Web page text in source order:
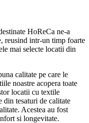
HoReCa ne-a
reusind intr-un timp foarte
mai selecte locatii din
calitate pe care le
noastre acopera toate
locatii cu textile
din tesaturi de calitate
Acestea au fost
si longevitate.